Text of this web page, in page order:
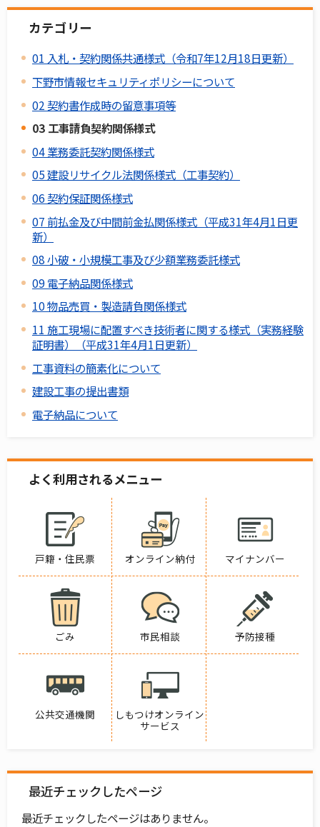
カテゴリー
01 入札・契約関係共通様式（令和7年12月18日更新）
下野市情報セキュリティポリシーについて
02 契約書作成時の留意事項等
03 工事請負契約関係様式
04 業務委託契約関係様式
05 建設リサイクル法関係様式（工事契約）
06 契約保証関係様式
07 前払金及び中間前金払関係様式（平成31年4月1日更
新）
08 小破・小規模工事及び少額業務委託様式
09 電子納品関係様式
10 物品売買・製造請負関係様式
11 施工現場に配置すべき技術者に関する様式（実務経験
証明書）（平成31年4月1日更新）
工事資料の簡素化について
建設工事の提出書類
電子納品について
よく利用されるメニュー
戸籍・住民票 オンライン納付 マイナンバー
ごみ 市民相談 予防接種
公共交通機関
しもつけオンライン
サービス
最近チェックしたページ
最近チェックしたページはありません。